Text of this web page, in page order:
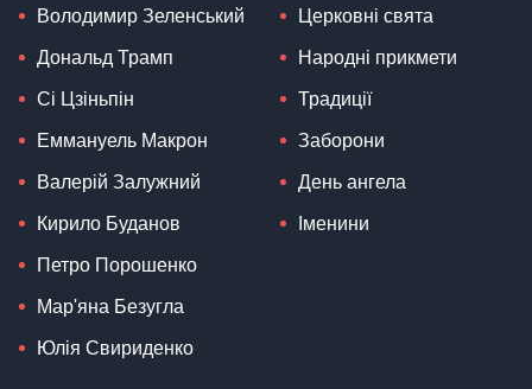
Володимир Зеленський
Дональд Трамп
Сі Цзіньпін
Еммануель Макрон
Валерій Залужний
Кирило Буданов
Петро Порошенко
Мар'яна Безугла
Юлія Свириденко
Церковні свята
Народні прикмети
Традиції
Заборони
День ангела
Іменини